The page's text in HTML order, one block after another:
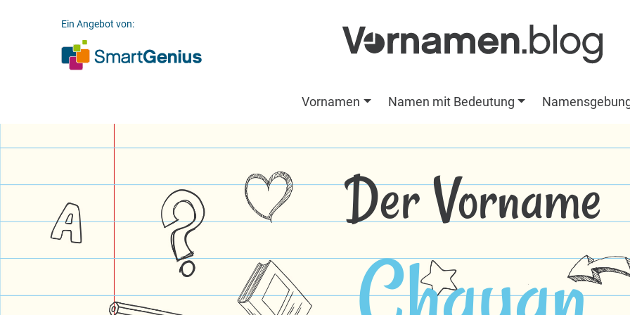
Ein Angebot von:
Vornamen Namen mit Bedeutung
Der Vorname